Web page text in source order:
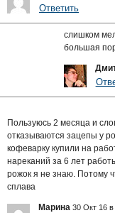
Ответить
слишком
большая
Пользуюсь 2 месяца и
отказываются зацепы у
кофеварку купили на
нареканий за 6 лет
рожок я не знаю. Потому
сплава
Марина 30 Окт 16 в